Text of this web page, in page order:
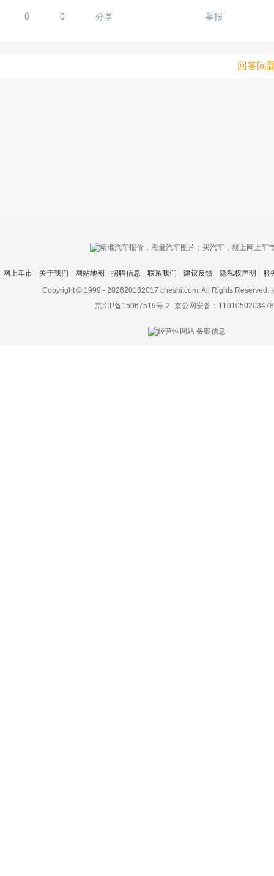
0 0 分享 举报
回答问
上传图片最多
网上车市 关于我们 网站地图 招聘信息 联系我们 建议反馈 隐私权声明
服
Copyright © 1999 - 202620182017 cheshi.com. All Rights Reserved.
京ICP备15067519号-2 京公网安备：